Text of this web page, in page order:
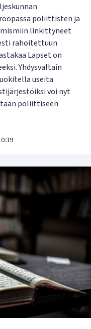
poliittisten ja
linkittyneet
rahoitettuun
Lapset on
Yhdysvaltain
useita
voi nyt
poliittiseen